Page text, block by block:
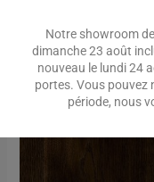
Farm
Notre showroom
dimanche 23 août
nouveau le lundi 24
portes. Vous pouvez
période, nous